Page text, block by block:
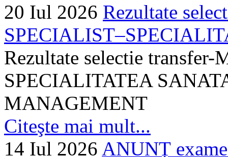
20 Iul 2026 Rezultate
Rezultate selectie
SPECIALITATEA
MANAGEMENT
Citeşte mai mult...
14 Iul 2026 ANUNȚ